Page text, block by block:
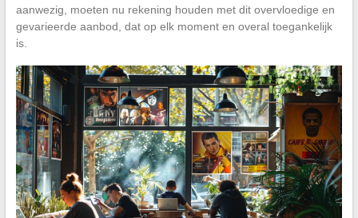
aanwezig, moeten nu rekening houden met dit overvloedige en
gevarieerde aanbod, dat op elk moment en overal toegankelijk
is.